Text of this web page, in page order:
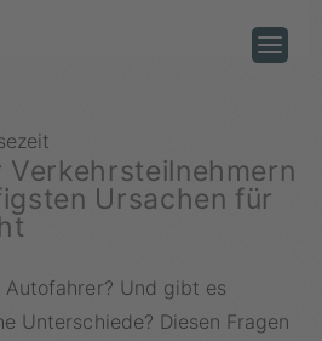
Verkehrsteilnehmern
Ursachen für
Und gibt es
Unterschiede? Diesen Fragen